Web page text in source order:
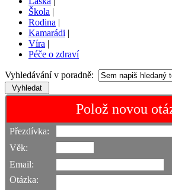
Škola |
Rodina |
Kamarádi |
Víra |
Péče o zdraví
Vyhledávání v poradně:
Polož novou
Přezdívka:
Věk:
Email:
Otázka: